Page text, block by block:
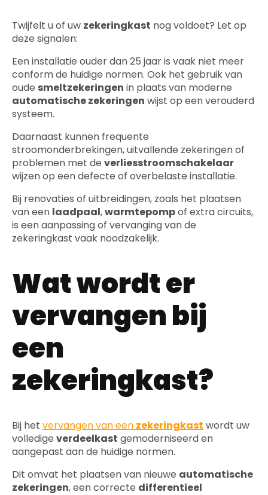
Twijfelt u of uw zekeringkast nog voldoet? Let op
deze signalen:
Een installatie ouder dan 25 jaar is vaak niet meer
conform de huidige normen. Ook het gebruik van
oude smeltzekeringen in plaats van moderne
automatische zekeringen wijst op een verouderd
systeem.
Daarnaast kunnen frequente
stroomonderbrekingen, uitvallende zekeringen of
problemen met de verliesstroomschakelaar
wijzen op een defecte of overbelaste installatie.
Bij renovaties of uitbreidingen, zoals het plaatsen
van een laadpaal,warmtepompof extra circuits,
is een aanpassing of vervanging van de
zekeringkast vaak noodzakelijk.
Wat wordt er
vervangen bij
een
zekeringkast?
Bij het vervangen van een zekeringkast wordt uw
volledige verdeelkast gemoderniseerd en
aangepast aan de huidige normen.
Dit omvat het plaatsen van nieuwe automatische
zekeringen, een correcte differentieel